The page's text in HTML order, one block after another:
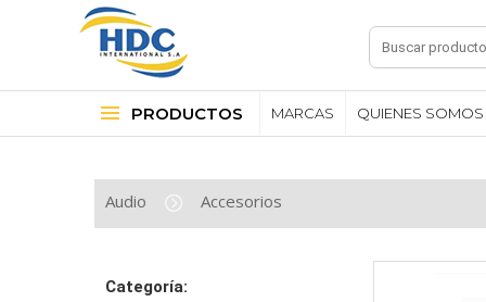
PRODUCTOS MARCAS QUIENES SOMOS
Audio Accesorios
Categoría: